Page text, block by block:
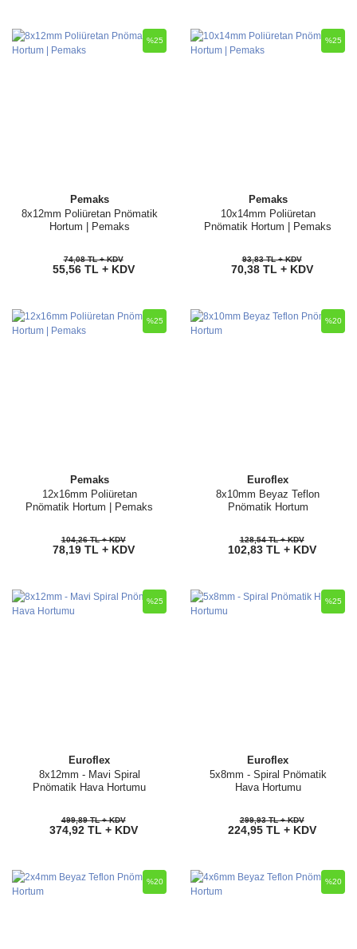
Pemaks
8x12mm Poliüretan Pnömatik
Hortum | Pemaks
%25
74,08 TL + KDV
55,56 TL + KDV
Pemaks
10x14mm Poliüretan
Pnömatik Hortum | Pemaks
%25
93,83 TL + KDV
70,38 TL + KDV
Pemaks
12x16mm Poliüretan
Pnömatik Hortum | Pemaks
%25
104,26 TL + KDV
78,19 TL + KDV
Euroflex
8x10mm Beyaz Teflon
Pnömatik Hortum
%20
128,54 TL + KDV
102,83 TL + KDV
Euroflex
8x12mm - Mavi Spiral
Pnömatik Hava Hortumu
%25
499,89 TL + KDV
374,92 TL + KDV
Euroflex
5x8mm - Spiral Pnömatik
Hava Hortumu
%25
299,93 TL + KDV
224,95 TL + KDV
%20 %20